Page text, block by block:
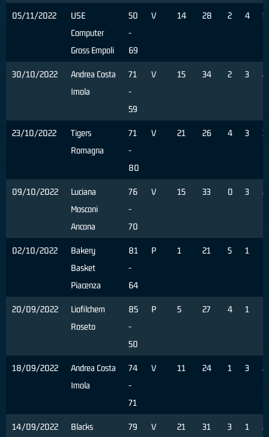
05/11/2022
USE
Computer
Gross Empoli
50
-
69
V 14 28 2 4 5
30/10/2022
Andrea Costa
Imola
71
-
59
V 15 34 2 3 2
23/10/2022
Tigers
Romagna
71
-
80
V 21 26 4 3 3
09/10/2022
Luciana
Mosconi
Ancona
76
-
70
V 15 33 0 3 2
02/10/2022
Bakery
Basket
Piacenza
81
-
64
P 1 21 5 1
20/09/2022
Liofilchem
Roseto
85
-
50
P 5 27 4 1
18/09/2022
Andrea Costa
Imola
74
-
71
V 11 24 1 3 2
14/09/2022
Blacks
79
V 21 31 3 1 2